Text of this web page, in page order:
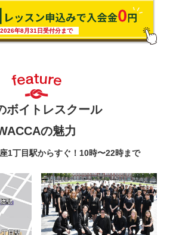
2026年8月31日受付分まで
ボイトレスクール
の魅力
1丁目駅からすぐ！10時〜22時まで